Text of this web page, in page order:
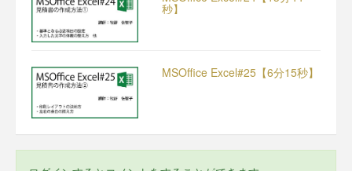
秒】
MSOffice Excel#25【6分15秒】